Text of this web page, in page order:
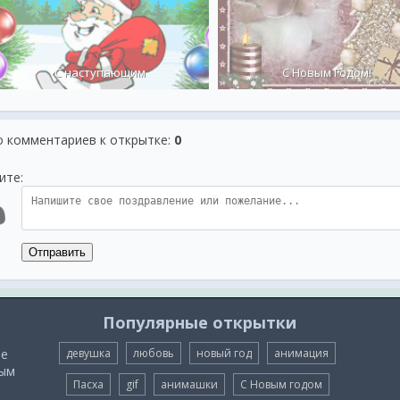
С наступающим С Новым Годом!
комментариев к открытке: 0
Отправить
Популярные открытки
девушка любовь новый год анимация
Пасха gif анимашки С Новым годом